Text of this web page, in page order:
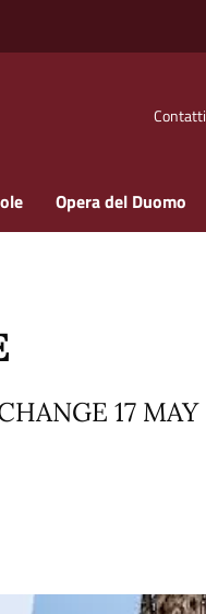
Contatti
Opera del Duomo
17 MAY